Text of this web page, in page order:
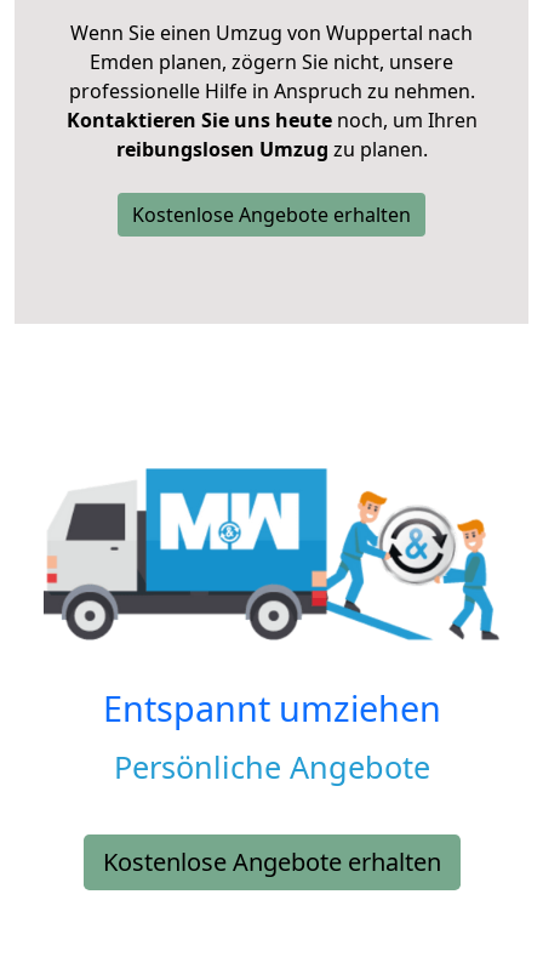
Wenn Sie einen Umzug von Wuppertal nach
Emden planen, zögern Sie nicht, unsere
professionelle Hilfe in Anspruch zu nehmen.
Kontaktieren Sie uns heutenoch, um Ihren
reibungslosen Umzug zu planen.
Kostenlose Angebote erhalten
Entspannt umziehen
Persönliche Angebote
Kostenlose Angebote erhalten